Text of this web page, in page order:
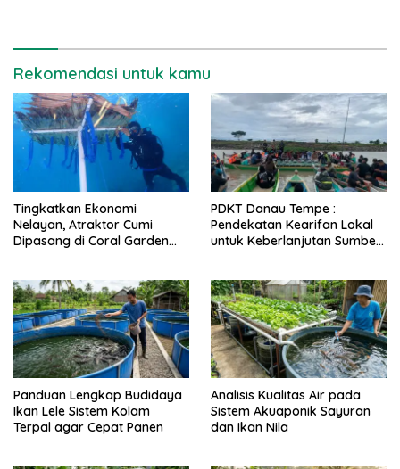
Rekomendasi untuk kamu
Tingkatkan Ekonomi
Nelayan, Atraktor Cumi
Dipasang di Coral Garden
PDKT Danau Tempe :
Pendekatan Kearifan Lokal
untuk Keberlanjutan Sumber
Panduan Lengkap Budidaya
Ikan Lele Sistem Kolam
Terpal agar Cepat Panen
Analisis Kualitas Air pada
Sistem Akuaponik Sayuran
dan Ikan Nila